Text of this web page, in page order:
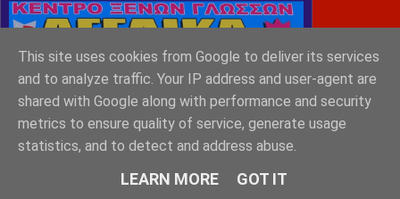
This site uses cookies from Google to deliver its services
and to analyze traffic. Your IP address and user-agent are
shared with Google along with performance and security
metrics to ensure quality of service, generate usage
statistics, and to detect and address abuse.
LEARN MORE GOT IT